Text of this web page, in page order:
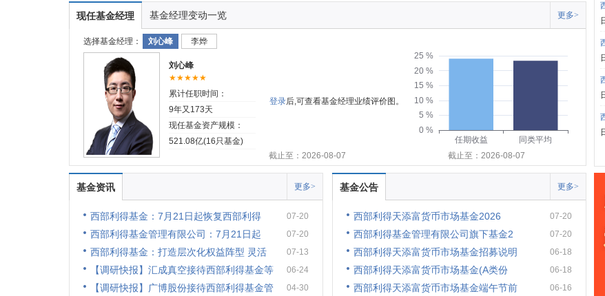
现任基金经理 基金经理变动一览 更多>
选择基金经理： 刘心峰 李烨
刘心峰
★★★★★
累计任职时间：
9年又173天
现任基金资产规模：
521.08亿(16只基金)
登录后,可查看基金经理业绩评价图。
0 %
5 %
10 %
15 %
20 %
25 %
任期收益
同类平均
截止至：2026-08-07
截止至：2026-08-07
基金资讯 更多>
西部利得基金：7月21日起恢复西部利得 07-20
西部利得基金管理有限公司：7月21日起 07-20
西部利得基金：打造层次化权益阵型 灵活 07-13
【调研快报】汇成真空接待西部利得基金等 06-24
【调研快报】广博股份接待西部利得基金管
04-30
基金公告 更多>
西部利得天添富货币市场基金2026 07-20
西部利得基金管理有限公司旗下基金2 07-20
西部利得天添富货币市场基金招募说明 06-18
西部利得天添富货币市场基金(A类份 06-18
西部利得天添富货币市场基金端午节前
06-16